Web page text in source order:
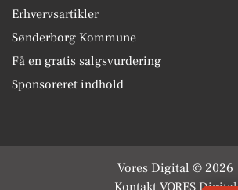
Erhvervsartikler
Sønderborg Kommune
Få en gratis salgsvurdering
Sponsoreret indhold
Vores Digital © 2026